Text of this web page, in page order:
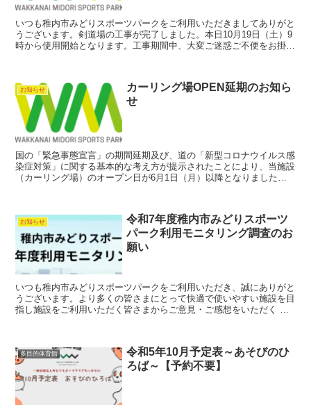
いつも稚内市みどりスポーツパークをご利用いただきましてありがと
うございます。剣道場の工事が完了しました。本日10月19日（土）9
時から使用開始となります。工事期間中、大変ご迷惑ご不便をお掛け
お知らせ
カーリング場OPEN延期のお知ら
せ
国の「緊急事態宣言」の期間延期及び、道の「新型コロナウイルス感
染症対策」に関する基本的な考え方が提示されたことにより、当施設
（カーリング場）のオープン日が6月1日（月）以降となりましたの
お知らせ
令和7年度稚内市みどりスポーツ
パーク利用モニタリング調査のお
願い
いつも稚内市みどりスポーツパークをご利用いただき、誠にありがと
うございます。より多くの皆さまにとって快適で使いやすい施設を目
指し施設をご利用いただく皆さまからご意見・ご感想をいただく 利
多目的体育館
令和5年10月予定表～あそびのひ
ろば～【予約不要】